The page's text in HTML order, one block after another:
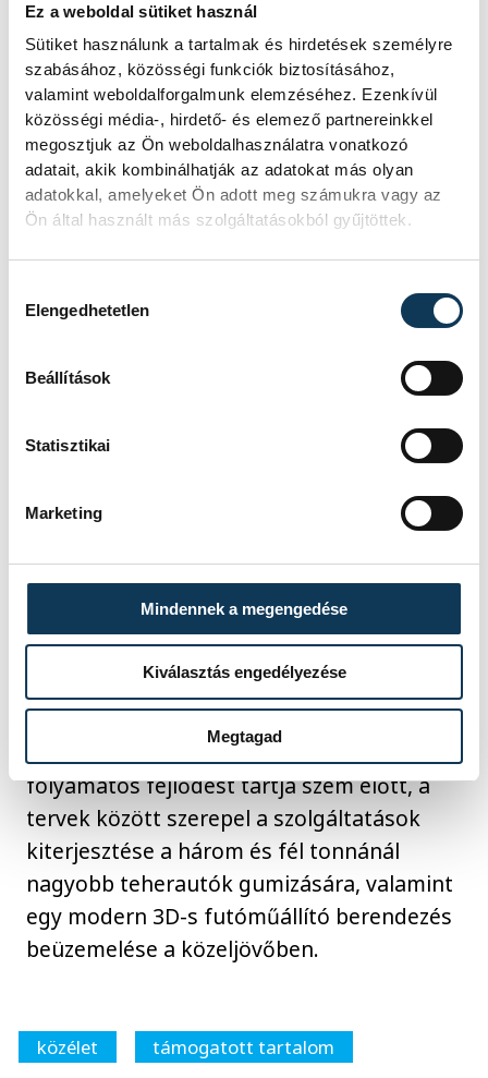
Ez a weboldal sütiket használ
Sütiket használunk a tartalmak és hirdetések személyre
szabásához, közösségi funkciók biztosításához,
valamint weboldalforgalmunk elemzéséhez. Ezenkívül
közösségi média-, hirdető- és elemező partnereinkkel
megosztjuk az Ön weboldalhasználatra vonatkozó
adatait, akik kombinálhatják az adatokat más olyan
adatokkal, amelyeket Ön adott meg számukra vagy az
Ön által használt más szolgáltatásokból gyűjtöttek.
Elengedhetetlen
Beállítások
Statisztikai
Marketing
Mindennek a megengedése
Kiválasztás engedélyezése
Megtagad
szűrőcserét, valamint ózonos
fertőtlenítést és tisztítást is vállalnak. Az
elhanyagolt klímarendszerek ugyanis
számos légúti megbetegedés forrásai
lehetnek, ezért a tisztán tartásuk
kiemelten fontos.
A gumiabroncsokhoz hasonlóan a
szezonális klímamunkáknál is alapvető cél
a sorban állás elkerülése, így az autósok
ezen a téren is a megszokott, rendkívül
gyors és hatékony kiszolgálásra
számíthatnak. A cég a jövőben is a
folyamatos fejlődést tartja szem előtt, a
tervek között szerepel a szolgáltatások
kiterjesztése a három és fél tonnánál
nagyobb teherautók gumizására, valamint
egy modern 3D-s futóműállító berendezés
beüzemelése a közeljövőben.
közélet
támogatott tartalom